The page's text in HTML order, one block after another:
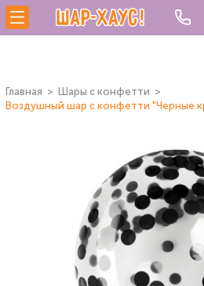
Главная
Шары с конфетти
Воздушный шар с конфетти "Черные